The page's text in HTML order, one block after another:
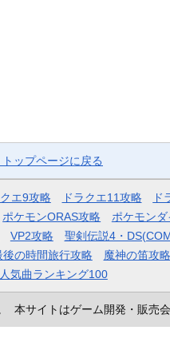
ップページに戻る
クエ9攻略 ドラクエ11攻略 ド
ポケモンORAS攻略 ポケモン
VP2攻略 聖剣伝説4・
後の時間旅行攻略 魔神の笛攻略
気曲ランキング100
本サイトはゲーム開発・販売会